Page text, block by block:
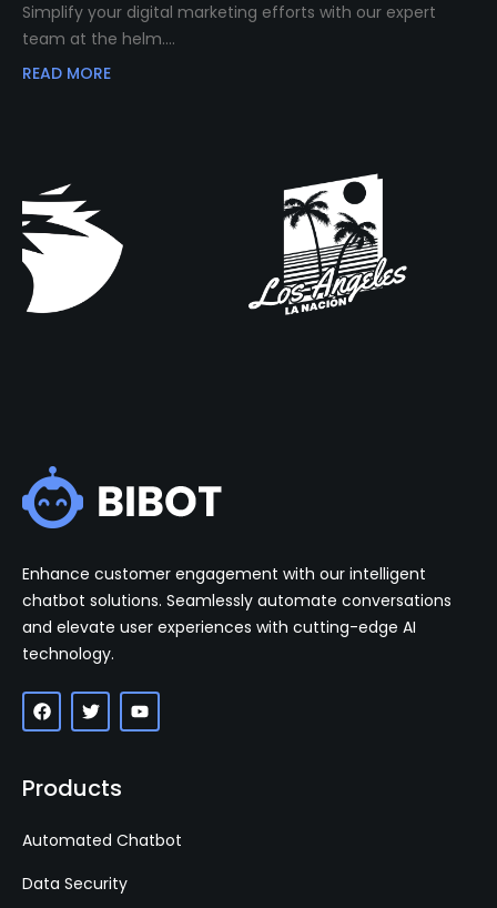
Simplify your digital marketing efforts with our expert
team at the helm.…
READ MORE
Enhance customer engagement with our intelligent
chatbot solutions. Seamlessly automate conversations
and elevate user experiences with cutting-edge AI
technology.
Products
Automated Chatbot
Data Security